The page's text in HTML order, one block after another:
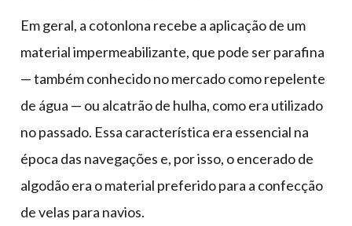
Em geral, a cotonlona recebe a aplicação de um
material impermeabilizante, que pode ser parafina
— também conhecido no mercado como repelente
de água — ou alcatrão de hulha, como era utilizado
no passado. Essa característica era essencial na
época das navegações e, por isso, o encerado de
algodão era o material preferido para a confecção
de velas para navios.